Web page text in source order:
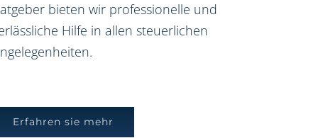
bieten wir professionelle und
Hilfe in allen steuerlichen
Erfahren sie mehr